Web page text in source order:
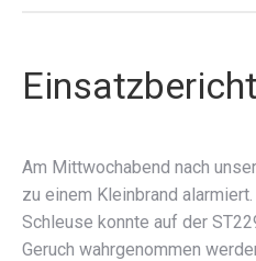
Einsatzbericht
Am Mittwochabend nach
zu einem Kleinbrand
Schleuse konnte auf der
Geruch wahrgenommen